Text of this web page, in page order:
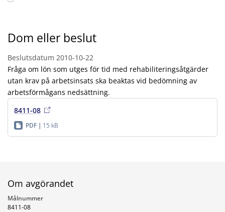
Dom eller beslut
Beslutsdatum 2010-10-22
Fråga om lön som utges för tid med rehabiliteringsåtgärder
utan krav på arbetsinsats ska beaktas vid bedömning av
arbetsförmågans nedsättning.
8411-08
PDF 15 kB
Om avgörandet
Målnummer
8411-08